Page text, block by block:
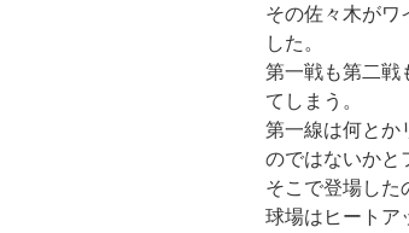
その佐々木がワ
した。
第一戦も第二戦
てしまう。
第一線は何とか
のではないかと
そこで登場した
球場はヒートア